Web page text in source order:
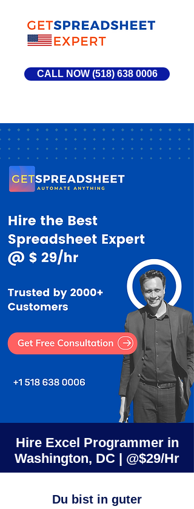
CALL NOW (518) 638 0006
Hire Excel Programmer in
Washington, DC | @$29/Hr
Du bist in guter